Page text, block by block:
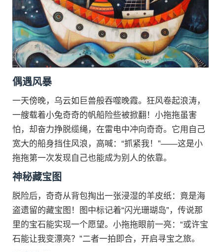
偶遇风暴
一天傍晚，乌云如巨兽般吞噬晚霞。狂风卷起浪涛，
一艘载着小兔奇奇的帆船险些被掀翻！小拖拖虽害
怕，却奋力挣脱缆绳，在雷电中冲向奇奇。它用自己
宽大的船身挡住风浪，高喊：“抓紧我！”——这是小
拖拖第一次发现自己也能成为别人的依靠。
神秘藏宝图
脱险后，奇奇从背包掏出一张浸湿的羊皮纸：竟是海
盗遗留的藏宝图！图中标记着“闪光珊瑚岛”，传说那
里的宝石能实现一个愿望。小拖拖眼前一亮：“或许宝
石能让我变漂亮？”二者一拍即合，开启寻宝之旅。